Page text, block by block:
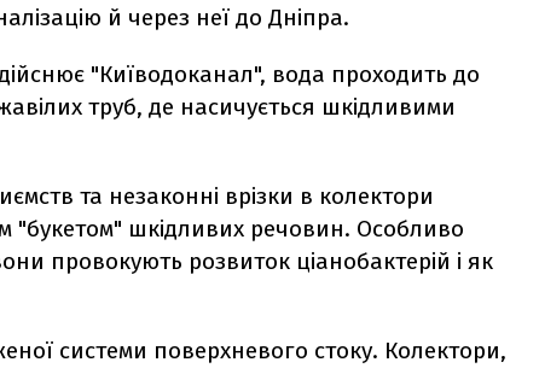
й через неї до Дніпра.
"Київодоканал", вода проходить до
труб, де насичується шкідливими
та незаконні врізки в колектори
"букетом" шкідливих речовин. Особливо
провокують розвиток ціанобактерій і як
системи поверхневого стоку. Колектори,